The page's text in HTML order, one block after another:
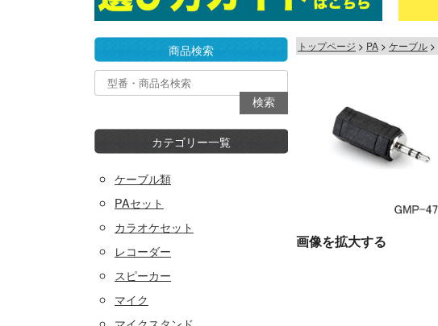
トップページ PA ケーブル
画像を拡大する
商品検索
カテゴリー一覧
ケーブル類
PAセット
カラオケセット
レコーダー
スピーカー
マイク